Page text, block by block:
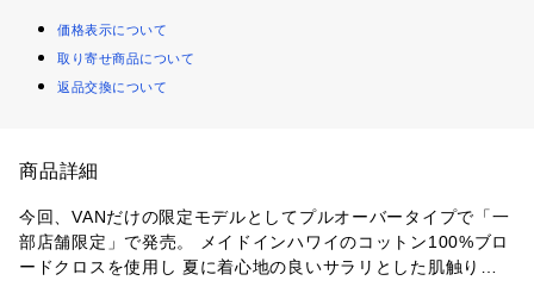
価格表示について
取り寄せ商品について
返品交換について
商品詳細
今回、VANだけの限定モデルとしてプルオーバータイプで「一
部店舗限定」で発売。 メイドインハワイのコットン100%ブロ
ードクロスを使用し 夏に着心地の良いサラリとした肌触りの